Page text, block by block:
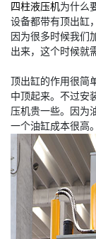
四柱液压机为什么
设备都带有顶出缸
因为很多时候我们
出来，这个时候就
顶出缸的作用很简
中顶起来。不过安
压机贵一些。因为
一个油缸成本很高。